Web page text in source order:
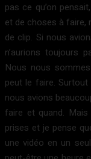
pas ce qu’on
et de choses à faire,
de clip. Si nous
n’aurions toujours
Nous nous
peut le faire.
nous avions
faire et quand.
prises et je pense
une vidéo en un